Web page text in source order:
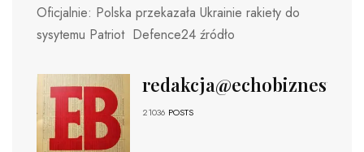
Oficjalnie: Polska przekazała Ukrainie rakiety do
sysytemu Patriot Defence24 źródło
redakcja@echobiznesu.pl
21036 POSTS